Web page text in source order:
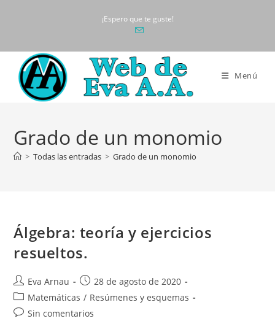
¡Espero que te guste!
Menú
Grado de un monomio
> Todas las entradas > Grado de un monomio
Álgebra: teoría y ejercicios
resueltos.
Autor
de
la
entrada:
Eva Arnau
Publicación
de
entrada:
28 de agosto de 2020
Categoría
de
Matemáticas / Resúmenes y esquemas
Comentarios
Sin comentarios